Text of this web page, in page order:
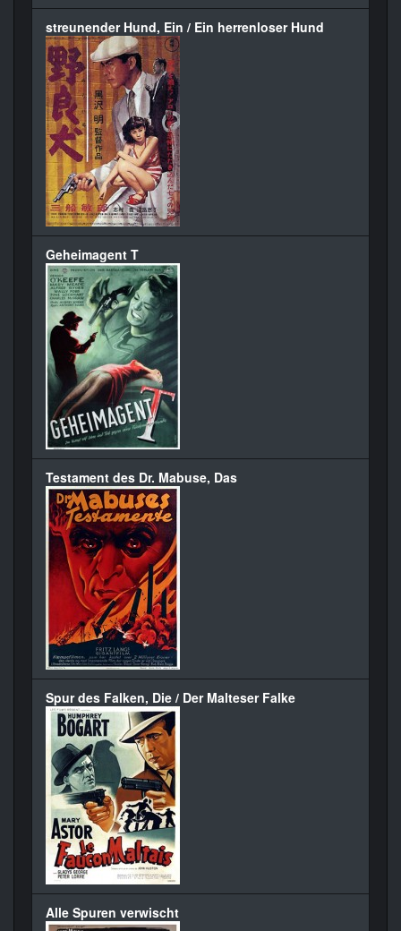
streunender Hund, Ein / Ein herrenloser Hund
Geheimagent T
Testament des Dr. Mabuse, Das
Spur des Falken, Die / Der Malteser Falke
Alle Spuren verwischt